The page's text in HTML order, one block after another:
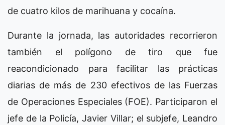
de cuatro kilos de marihuana y cocaína.
Durante la jornada, las autoridades recorrieron
también el polígono de tiro que fue
reacondicionado para facilitar las prácticas
diarias de más de 230 efectivos de las Fuerzas
de Operaciones Especiales (FOE). Participaron el
jefe de la Policía, Javier Villar; el subjefe, Leandro